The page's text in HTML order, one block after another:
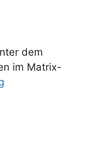
dem
im Matrix-